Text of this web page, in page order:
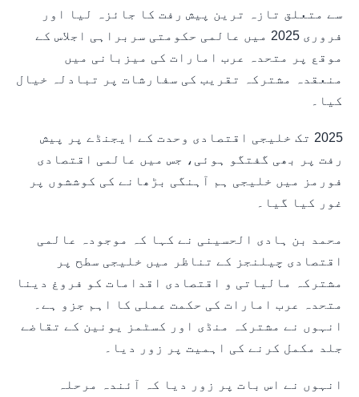
سے متعلق تازہ ترین پیش رفت کا جائزہ لیا اور
فروری 2025 میں عالمی حکومتی سربراہی اجلاس کے
موقع پر متحدہ عرب امارات کی میزبانی میں
منعقدہ مشترکہ تقریب کی سفارشات پر تبادلہ خیال
کیا۔
2025 تک خلیجی اقتصادی وحدت کے ایجنڈے پر پیش
رفت پر بھی گفتگو ہوئی، جس میں عالمی اقتصادی
فورمز میں خلیجی ہم آہنگی بڑھانے کی کوششوں پر
غور کیا گیا۔
محمد بن ہادی الحسینی نے کہا کہ موجودہ عالمی
اقتصادی چیلنجز کے تناظر میں خلیجی سطح پر
مشترکہ مالیاتی و اقتصادی اقدامات کو فروغ دینا
متحدہ عرب امارات کی حکمت عملی کا اہم جزو ہے۔
انہوں نے مشترکہ منڈی اور کسٹمز یونین کے تقاضے
جلد مکمل کرنے کی اہمیت پر زور دیا۔
انہوں نے اس بات پر زور دیا کہ آئندہ مرحلہ